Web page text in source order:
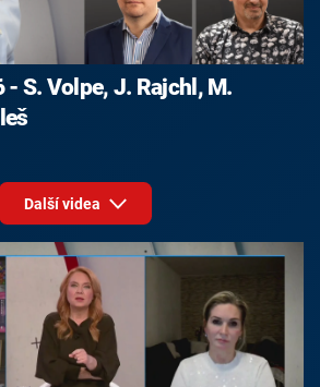
- S. Volpe, J. Rajchl, M.
Další videa